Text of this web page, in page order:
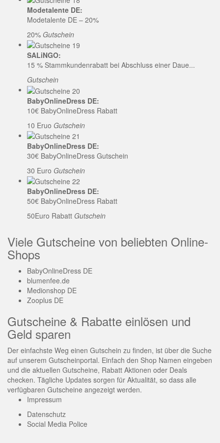
Modetalente DE:
Modetalente DE – 20%
20% Gutschein
SALiNGO:
15 % Stammkundenrabatt bei Abschluss einer Daue...
Gutschein
BabyOnlineDress DE:
10€ BabyOnlineDress Rabatt
10 Eruo Gutschein
BabyOnlineDress DE:
30€ BabyOnlineDress Gutschein
30 Euro Gutschein
BabyOnlineDress DE:
50€ BabyOnlineDress Rabatt
50Euro Rabatt Gutschein
Viele Gutscheine von beliebten Online-
Shops
BabyOnlineDress DE
blumenfee.de
Medionshop DE
Zooplus DE
Gutscheine & Rabatte einlösen und
Geld sparen
Der einfachste Weg einen Gutschein zu finden, ist über die Suche
auf unserem Gutscheinportal. Einfach den Shop Namen eingeben
und die aktuellen Gutscheine, Rabatt Aktionen oder Deals
checken. Tägliche Updates sorgen für Aktualität, so dass alle
verfügbaren Gutscheine angezeigt werden.
Impressum
Datenschutz
Social Media Police